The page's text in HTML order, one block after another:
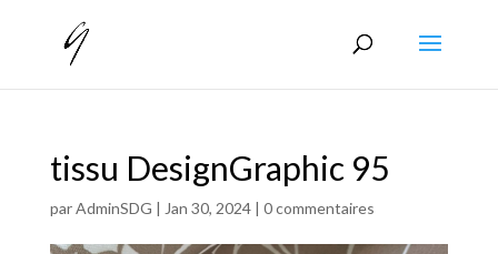
tissu DesignGraphic 95
parAdminSDG | Jan 30, 2024| 0 commentaires